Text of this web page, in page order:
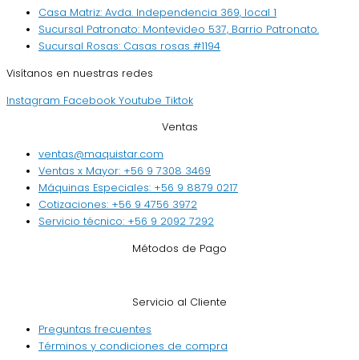
Casa Matriz: Avda. Independencia 369, local 1
Sucursal Patronato: Montevideo 537, Barrio Patronato.
Sucursal Rosas: Casas rosas #1194
Visítanos en nuestras redes
Instagram Facebook Youtube Tiktok
Ventas
ventas@maquistar.com
Ventas x Mayor: +56 9 7308 3469
Máquinas Especiales: +56 9 8879 0217
Cotizaciones: +56 9 4756 3972
Servicio técnico: +56 9 2092 7292
Métodos de Pago
Servicio al Cliente
Preguntas frecuentes
Términos y condiciones de compra